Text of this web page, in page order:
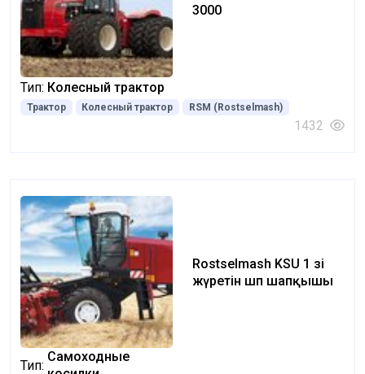
3000
Тип: Колесный трактор
Трактор Колесный трактор RSM (Rostselmash)
1432
Rostselmash KSU 1 өзі
жүретін шөп шапқышы
Тип:
Самоходные